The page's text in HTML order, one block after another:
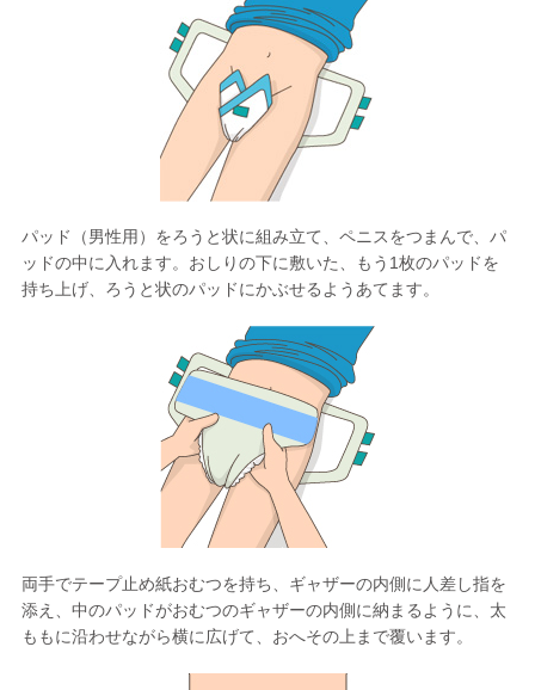
パッド（男性用）をろうと状に組み立て、ペニスをつまんで、パ
ッドの中に入れます。おしりの下に敷いた、もう1枚のパッドを
持ち上げ、ろうと状のパッドにかぶせるようあてます。
両手でテープ止め紙おむつを持ち、ギャザーの内側に人差し指を
添え、中のパッドがおむつのギャザーの内側に納まるように、太
ももに沿わせながら横に広げて、おへその上まで覆います。